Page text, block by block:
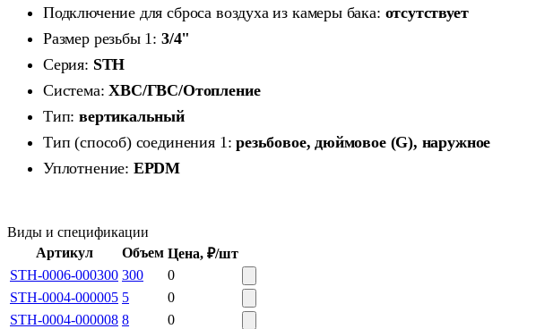
Подключение для сброса воздуха из камеры бака: отсутствует
Размер резьбы 1: 3/4"
Серия: STH
Система:ХВС/ГВС/Отопление
Тип:вертикальный
Тип (способ) соединения 1:резьбовое, дюймовое (G), наружное
Уплотнение: EPDM
Виды и спецификации
Артикул
Объем Цена, ₽/шт
STH-0006-000300 300
0
STH-0004-000005 5
0
STH-0004-000008 8
0